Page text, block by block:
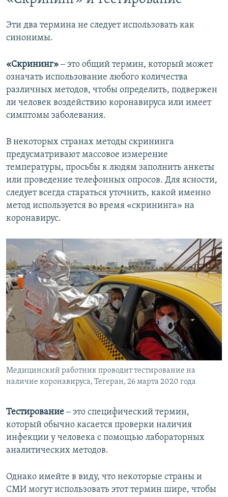
Эти два термина не следует использовать как
синонимы.
«Скрининг»‒ это общий термин, который может
означать использование любого количества
различных методов, чтобы определить, подвержен
ли человек воздействию коронавируса или имеет
симптомы заболевания.
В некоторых странах методы скрининга
предусматривают массовое измерение
температуры, просьбы к людям заполнить анкеты
или проведение телефонных опросов. Для ясности,
следует всегда стараться уточнить, какой именно
метод используется во время «скрининга» на
коронавирус.
Медицинский работник проводит тестирование на
наличие коронавируса, Тегеран, 26 марта 2020 года
Тестирование‒ это специфический термин,
который обычно касается проверки наличия
инфекции у человека с помощью лабораторных
аналитических методов.
Однако имейте в виду, что некоторые страны и
СМИ могут использовать этот термин шире, чтобы